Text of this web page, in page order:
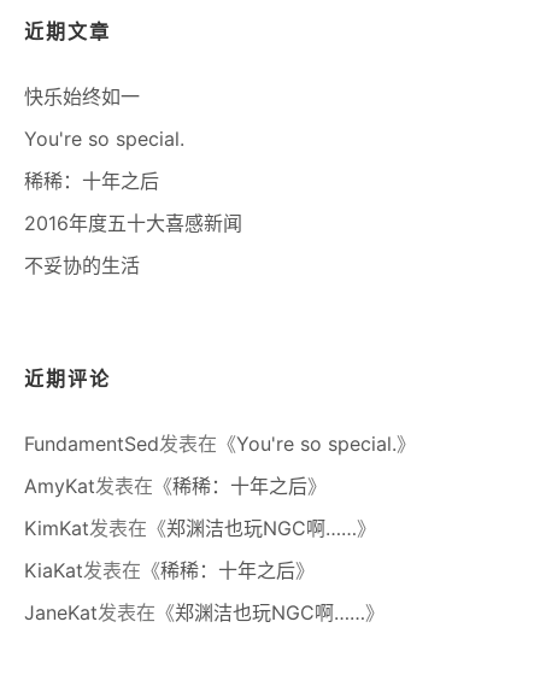
近期文章
快乐始终如一
You're so special.
稀稀：十年之后
2016年度五十大喜感新闻
不妥协的生活
近期评论
FundamentSed发表在《You're so special.》
AmyKat发表在《稀稀：十年之后》
KimKat发表在《郑渊洁也玩NGC啊……》
KiaKat发表在《稀稀：十年之后》
JaneKat发表在《郑渊洁也玩NGC啊……》